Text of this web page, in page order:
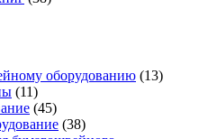
оборудованию (13)
(11)
(45)
(38)